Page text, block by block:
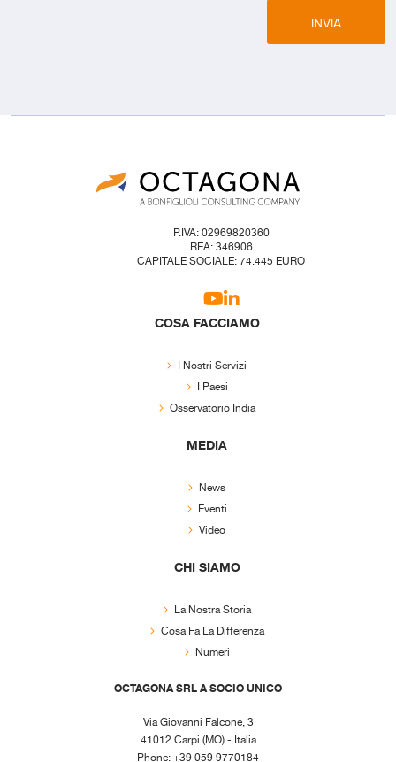
INVIA
P.IVA: 02969820360
REA: 346906
CAPITALE SOCIALE: 74.445 EURO
COSA FACCIAMO
I Nostri Servizi
I Paesi
Osservatorio India
MEDIA
News
Eventi
Video
CHI SIAMO
La Nostra Storia
Cosa Fa La Differenza
Numeri
OCTAGONA SRL A SOCIO UNICO
Via Giovanni Falcone, 3
41012 Carpi (MO) - Italia
Phone: +39 059 9770184